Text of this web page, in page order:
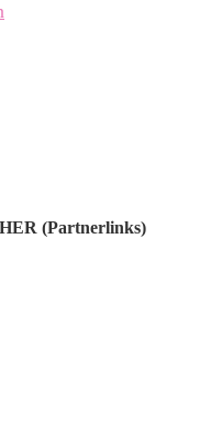
(Partnerlinks)